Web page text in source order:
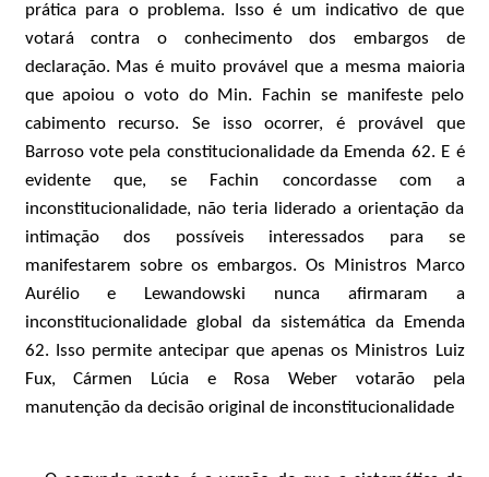
prática para o problema. Isso é um indicativo de que
votará contra o conhecimento dos embargos de
declaração. Mas é muito provável que a mesma maioria
que apoiou o voto do Min. Fachin se manifeste pelo
cabimento recurso. Se isso ocorrer, é provável que
Barroso vote pela constitucionalidade da Emenda 62. E é
evidente que, se Fachin concordasse com a
inconstitucionalidade, não teria liderado a orientação da
intimação dos possíveis interessados para se
manifestarem sobre os embargos. Os Ministros Marco
Aurélio e Lewandowski nunca afirmaram a
inconstitucionalidade global da sistemática da Emenda
62. Isso permite antecipar que apenas os Ministros Luiz
Fux, Cármen Lúcia e Rosa Weber votarão pela
manutenção da decisão original de inconstitucionalidade